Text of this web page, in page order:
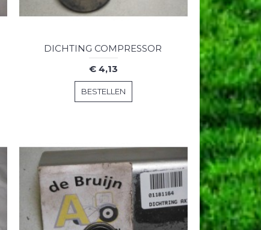
DICHTING COMPRESSOR
€ 4,13
BESTELLEN